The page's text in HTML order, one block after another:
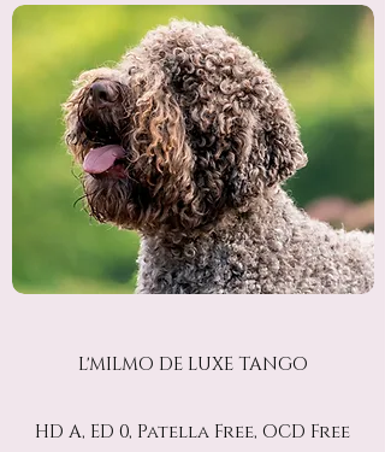
L'MILMO DE LUXE TANGO
HD A, ED 0, Patella Free, OCD Free